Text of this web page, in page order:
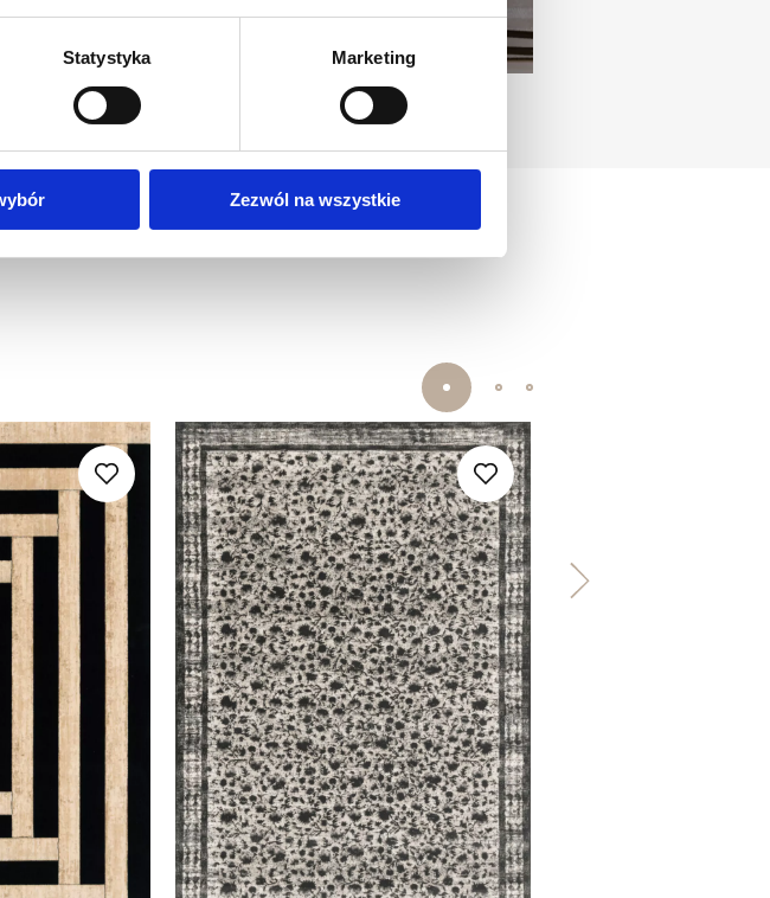
Statystyka Marketing
Zezwól na wszystkie